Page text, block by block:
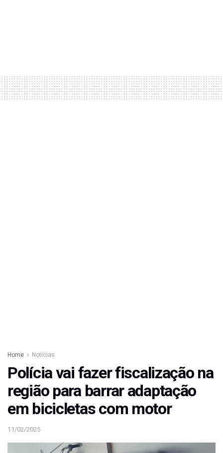
Home Notícias
Polícia vai fazer fiscalização na
região para barrar adaptação
em bicicletas com motor
11/02/2025